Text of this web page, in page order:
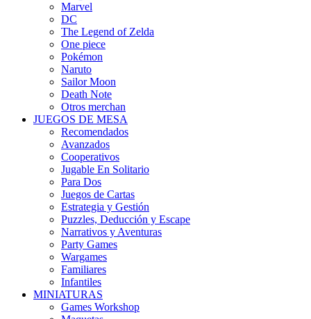
Marvel
DC
The Legend of Zelda
One piece
Pokémon
Naruto
Sailor Moon
Death Note
Otros merchan
JUEGOS DE MESA
Recomendados
Avanzados
Cooperativos
Jugable En Solitario
Para Dos
Juegos de Cartas
Estrategia y Gestión
Puzzles, Deducción y Escape
Narrativos y Aventuras
Party Games
Wargames
Familiares
Infantiles
MINIATURAS
Games Workshop